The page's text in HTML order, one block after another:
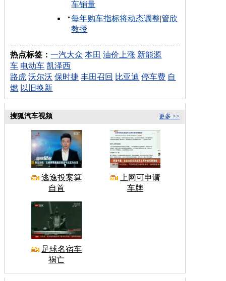
车销量
每年购车指标将动态调整|管欣
教授
热点标签：一汽大众 本田 油价上涨 新能源
车 电动车 凯泽西
路虎 沃尔沃 保时捷 丰田召回 比亚迪 停车费 自
燃 以旧换新
更多 >>
搜狐汽车视频
逃逸投案算
自首
上网可申请
车牌
足球名宿车
祸亡